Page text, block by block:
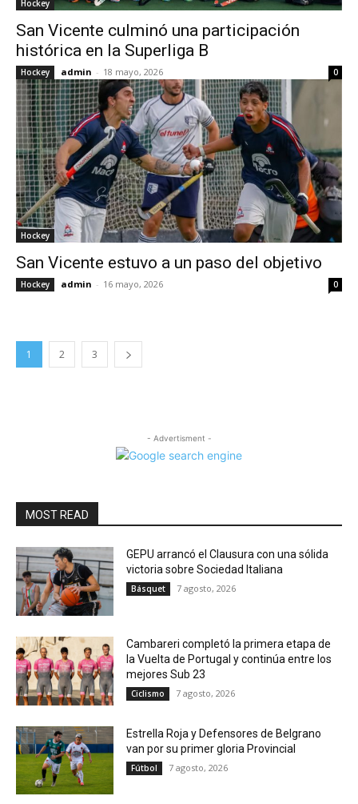
Hockey
San Vicente culminó una participación
histórica en la Superliga B
Hockey admin - 18 mayo, 2026 0
Hockey
San Vicente estuvo a un paso del objetivo
Hockey admin - 16 mayo, 2026 0
1 2 3
- Advertisment -
MOST READ
GEPU arrancó el Clausura con una sólida
victoria sobre Sociedad Italiana
Básquet 7 agosto, 2026
Cambareri completó la primera etapa de
la Vuelta de Portugal y continúa entre los
mejores Sub 23
Ciclismo 7 agosto, 2026
Estrella Roja y Defensores de Belgrano
van por su primer gloria Provincial
Fútbol 7 agosto, 2026